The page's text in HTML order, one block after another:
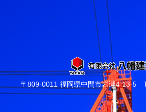
〒809-0011 福岡県中間市岩瀬4-13-5